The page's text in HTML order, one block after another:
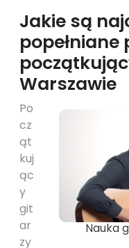
Jakie są
popełniane
Warszawie
Nauka
Po
cz
ąt
kuj
ąc
y
git
ar
zy